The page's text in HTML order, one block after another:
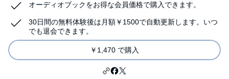
オーディオブックをお得な会員価格で購入できます。
30日間の無料体験後は月額￥1500で自動更新します。いつ
でも退会できます。
￥1,470 で購入